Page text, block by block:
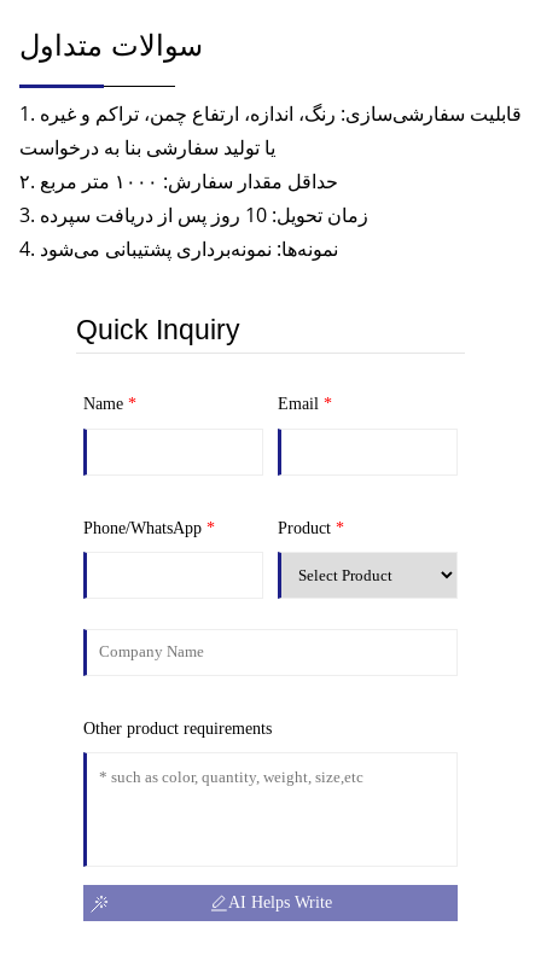
سوالات متداول
1. قابلیت سفارشی‌سازی: رنگ، اندازه، ارتفاع چمن، تراکم و غیره
یا تولید سفارشی بنا به درخواست
۲. حداقل مقدار سفارش: ۱۰۰۰ متر مربع
3. زمان تحویل: 10 روز پس از دریافت سپرده
4. نمونه‌ها: نمونه‌برداری پشتیبانی می‌شود
Quick Inquiry
Name * Email *
Phone/WhatsApp * Product *
Other product requirements
AI Helps Write